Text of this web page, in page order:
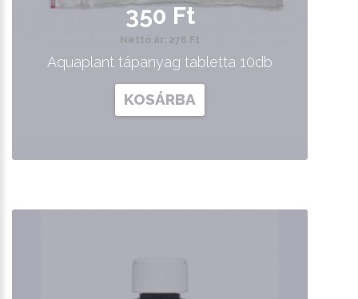
350 Ft
Nettó ár: 276 Ft
Aquaplant tápanyag tabletta 10db
KOSÁRBA